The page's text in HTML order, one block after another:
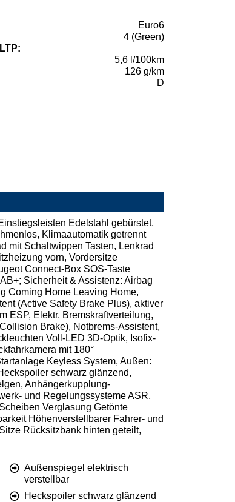
Euro6
4 (Green)
5,6 l/100km
126 g/km
D
Edelstahl gebürstet,
Klimaautomatik getrennt
mit Schaltwippen Tasten, Lenkrad
vorn, Vordersitze
Connect-Box SOS-Taste
Sicherheit & Assistenz: Airbag
Coming Home Leaving Home,
(Active Safety Brake Plus), aktiver
ESP, Elektr. Bremskraftverteilung,
Brake), Notbrems-Assistent,
Voll-LED 3D-Optik, Isofix-
mit 180°
Keyless System, Außen:
schwarz glänzend,
Anhängerkupplung-
und Regelungssysteme ASR,
Verglasung Getönte
Höhenverstellbarer Fahrer- und
Rücksitzbank hinten geteilt,
Außenspiegel elektrisch
verstellbar
Heckspoiler schwarz glänzend